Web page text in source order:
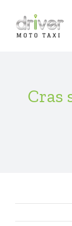
contenu
À propos
Trajets
Cras